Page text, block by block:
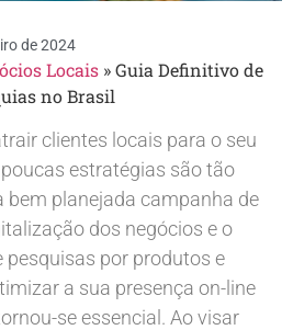
de 2024
Locais »Guia Definitivo de
no Brasil
clientes locais para o seu
estratégias são tão
bem planejada campanha de
dos negócios e o
pesquisas por produtos e
a sua presença on-line
se essencial. Ao visar